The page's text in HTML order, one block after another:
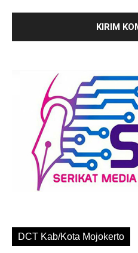
DCT Kab/Kota Mojokerto